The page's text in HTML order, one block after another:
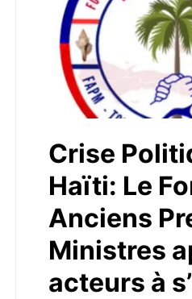
Crise
Haïti: Le
Anciens
Ministres
acteurs à